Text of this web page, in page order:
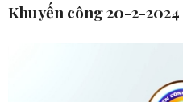
Khuyến công 20-2-2024